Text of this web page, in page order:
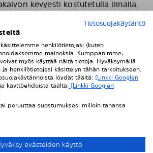
kevyesti kostutetulla liinalla.
Tietosuojakäytäntö
henkilötietojasi (kuten
mainoksia. Kumppanimme,
myös käyttää näitä tietoja. Hyväksymällä
henkilötietojesi käsittelyn tähän tarkoitukseen.
löydät täältä: [Linkki Googlen
ja käyttöehdoista täältä: [Linkki Googlen
peruuttaa suostumuksesi milloin tahansa
evästeiden käyttö